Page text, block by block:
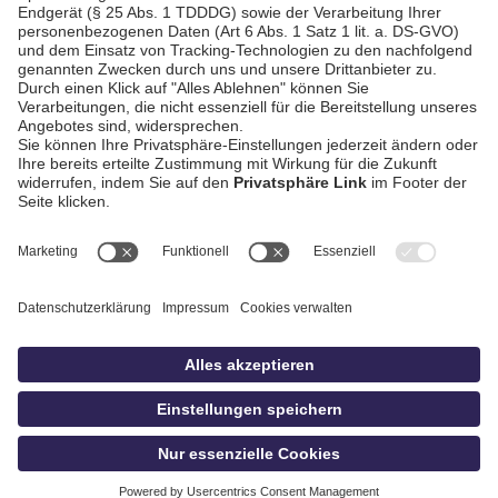
AGB / Gewinnspiele
Datenschutz
Impressum
idowa
Privatsphäre